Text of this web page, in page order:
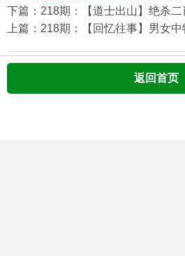
下篇：218期：【道士出山】绝杀二
上篇：218期：【回忆往事】男女中
返回首页